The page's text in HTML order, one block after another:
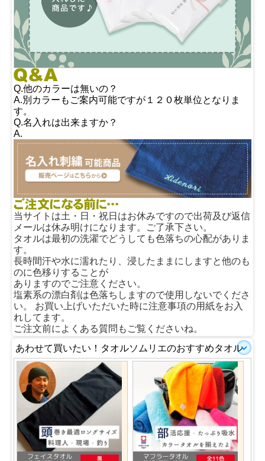
Q.他のカラーは無いの？
A.別カラーもご案内可能ですが１２０枚単位となりま
す。
Q.名入れは出来ますか？
A.
当サイトは土・日・祝日はお休みですので出荷及び返信
メールは休み明けになります。ご了承下さい。
タオルは最初の洗濯でどうしても色落ちの心配がありま
す。
長時間汗や水に濡れたり、浸したままにしますと他のも
のに色移りすることが
ありますのでご注意ください。
塩素系の漂白剤は色落ちしますので使用しないでくださ
い。 お買い上げいただいた時に注意事項の用紙をお入
れしてます。
ご注文前によくある質問もご覧くださいね。
あわせて買いたい！タオルソムリエのおすすめタオル